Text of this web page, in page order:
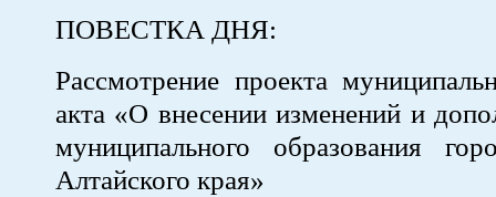
ПОВЕСТКА ДНЯ:
Рассмотрение проекта
акта «О внесении изменений и
муниципального образования
Алтайского края»